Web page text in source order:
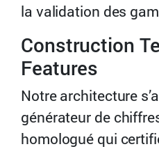
la validation des
Construction
Features
Notre architecture
générateur de
homologué qui